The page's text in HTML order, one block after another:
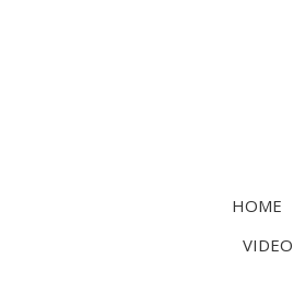
HOME
VIDEO